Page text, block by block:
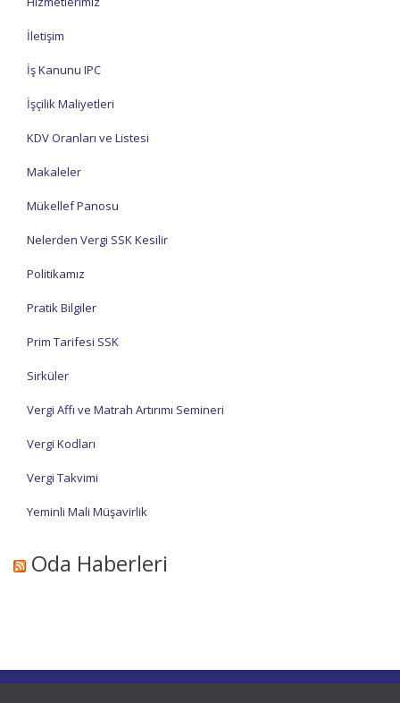
İletişim
İş Kanunu IPC
İşçilik Maliyetleri
KDV Oranları ve Listesi
Makaleler
Mükellef Panosu
Nelerden Vergi SSK Kesilir
Politikamız
Pratik Bilgiler
Prim Tarifesi SSK
Sirküler
Vergi Affı ve Matrah Artırımı Semineri
Vergi Kodları
Vergi Takvimi
Yeminli Mali Müşavirlik
Oda Haberleri